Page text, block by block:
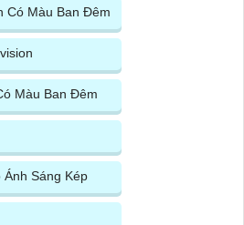
Có Màu Ban Đêm
Màu Ban Đêm
Sáng Kép